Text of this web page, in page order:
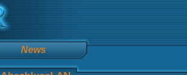
News